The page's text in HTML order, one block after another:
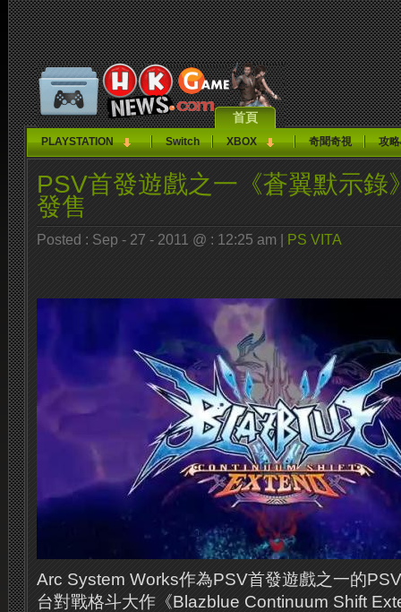
首頁
PLAYSTATION Switch XBOX 奇聞奇視 攻
PSV首發遊戲之一《蒼翼默示錄
發售
Posted : Sep - 27 - 2011 @ : 12:25 am | PS VITA
Arc System Works作為PSV首發遊戲之一的
台對戰格斗大作《Blazblue Continuum Shift